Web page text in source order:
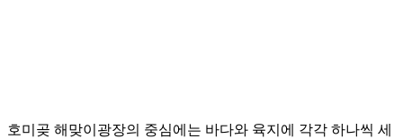
호미곶 해맞이광장의 중심에는 바다와 육지에 각각 하나씩 세